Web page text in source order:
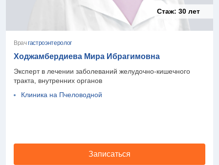
Стаж: 30 лет
Врачгастроэнтеролог
Ходжамбердиева Мира Ибрагимовна
Эксперт в лечении заболеваний желудочно-кишечного
тракта, внутренних органов
Клиника на Пчеловодной
Записаться